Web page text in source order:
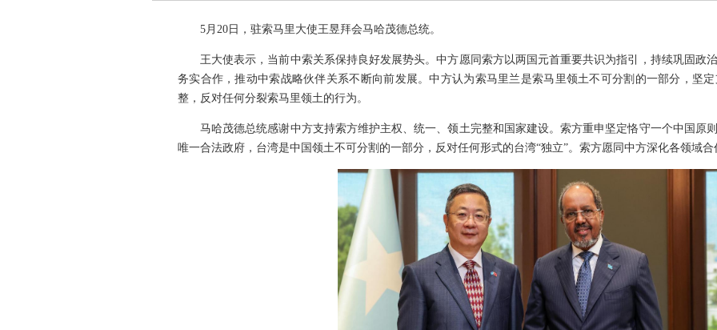
5月20日，驻索马里大使王昱拜会马哈茂德总统。
王大使表示，当前中索关系保持良好发展势头。中方愿同索方以两国元首重要共识为指引，持续巩固政
务实合作，推动中索战略伙伴关系不断向前发展。中方认为索马里兰是索马里领土不可分割的一部分，坚
整，反对任何分裂索马里领土的行为。
马哈茂德总统感谢中方支持索方维护主权、统一、领土完整和国家建设。索方重申坚定恪守一个中国原
唯一合法政府，台湾是中国领土不可分割的一部分，反对任何形式的台湾“独立”。索方愿同中方深化各领域